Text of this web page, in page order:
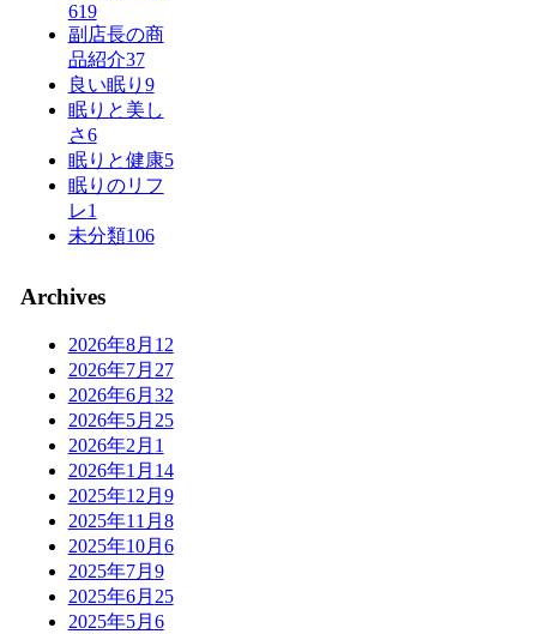
619
副店長の商
品紹介37
良い眠り 9
眠りと美し
さ6
眠りと健康5
眠りのリフ
レ1
未分類106
Archives
2026年8月 12
2026年7月 27
2026年6月 32
2026年5月 25
2026年2月 1
2026年1月 14
2025年12月 9
2025年11月 8
2025年10月 6
2025年7月 9
2025年6月 25
2025年5月 6